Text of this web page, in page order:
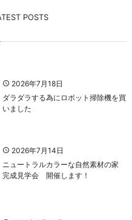
POSTS
2026年7月18日
ダラダラする為にロボット掃除機を買
いました
2026年7月14日
ニュートラルカラーな自然素材の家
完成見学会 開催します！